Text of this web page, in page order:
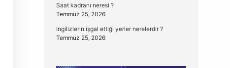
Saat kadranı neresi ?
Temmuz 25, 2026
Ingilizlerin işgal ettiği yerler nerelerdir ?
Temmuz 25, 2026